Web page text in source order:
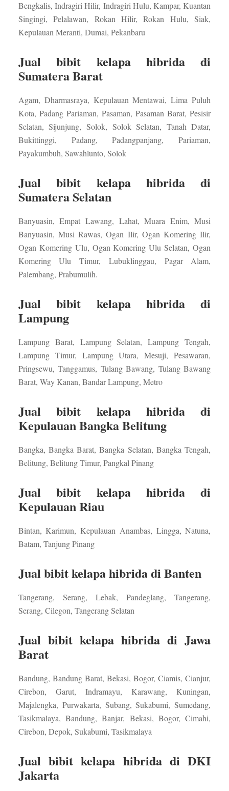
Bengkalis, Indragiri Hilir, Indragiri Hulu, Kampar, Kuantan
Singingi, Pelalawan, Rokan Hilir, Rokan Hulu, Siak,
Kepulauan Meranti, Dumai, Pekanbaru
Jual bibit kelapa hibrida di
Sumatera Barat
Agam, Dharmasraya, Kepulauan Mentawai, Lima Puluh
Kota, Padang Pariaman, Pasaman, Pasaman Barat, Pesisir
Selatan, Sijunjung, Solok, Solok Selatan, Tanah Datar,
Bukittinggi, Padang, Padangpanjang, Pariaman,
Payakumbuh, Sawahlunto, Solok
Jual bibit kelapa hibrida di
Sumatera Selatan
Banyuasin, Empat Lawang, Lahat, Muara Enim, Musi
Banyuasin, Musi Rawas, Ogan Ilir, Ogan Komering Ilir,
Ogan Komering Ulu, Ogan Komering Ulu Selatan, Ogan
Komering Ulu Timur, Lubuklinggau, Pagar Alam,
Palembang, Prabumulih.
Jual bibit kelapa hibrida di
Lampung
Lampung Barat, Lampung Selatan, Lampung Tengah,
Lampung Timur, Lampung Utara, Mesuji, Pesawaran,
Pringsewu, Tanggamus, Tulang Bawang, Tulang Bawang
Barat, Way Kanan, Bandar Lampung, Metro
Jual bibit kelapa hibrida di
Kepulauan Bangka Belitung
Bangka, Bangka Barat, Bangka Selatan, Bangka Tengah,
Belitung, Belitung Timur, Pangkal Pinang
Jual bibit kelapa hibrida di
Kepulauan Riau
Bintan, Karimun, Kepulauan Anambas, Lingga, Natuna,
Batam, Tanjung Pinang
Jual bibit kelapa hibrida di Banten
Tangerang, Serang, Lebak, Pandeglang, Tangerang,
Serang, Cilegon, Tangerang Selatan
Jual bibit kelapa hibrida di Jawa
Barat
Bandung, Bandung Barat, Bekasi, Bogor, Ciamis, Cianjur,
Cirebon, Garut, Indramayu, Karawang, Kuningan,
Majalengka, Purwakarta, Subang, Sukabumi, Sumedang,
Tasikmalaya, Bandung, Banjar, Bekasi, Bogor, Cimahi,
Cirebon, Depok, Sukabumi, Tasikmalaya
Jual bibit kelapa hibrida di DKI
Jakarta